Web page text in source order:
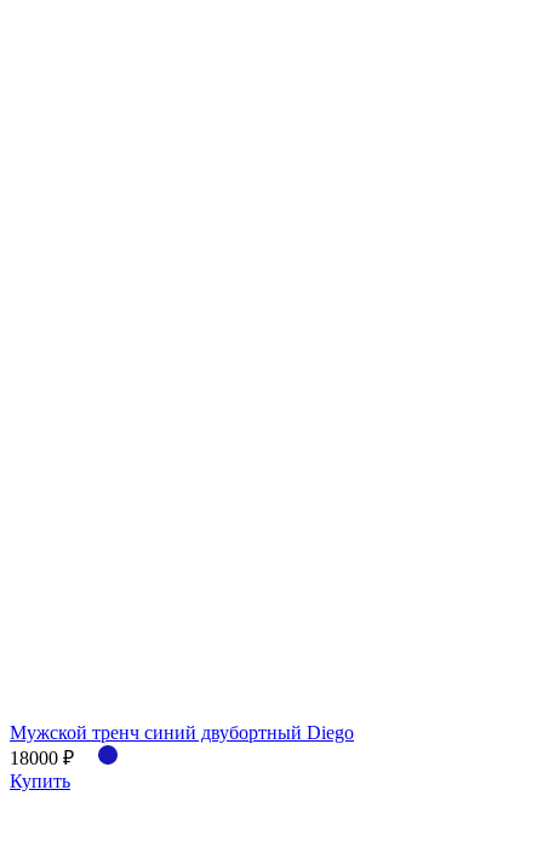
Мужской тренч синий двубортный Diego
18000 ₽
Купить